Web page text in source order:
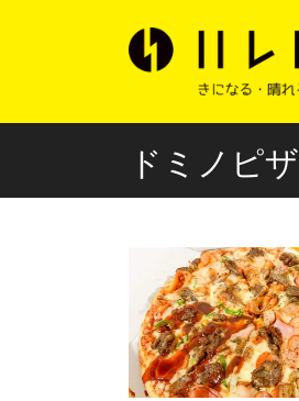
ドミノピザ